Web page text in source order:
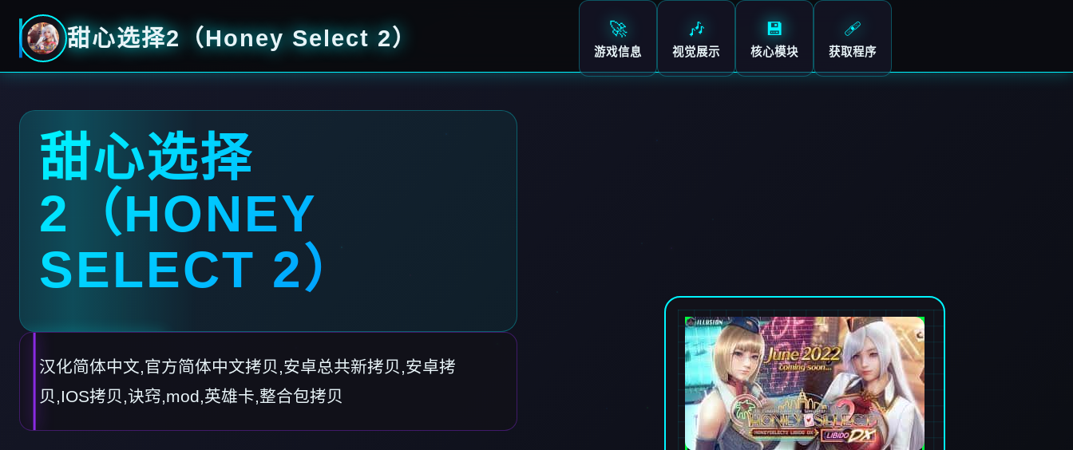
甜心选择2（Honey Select 2） 🚀
游戏信息
🎶
视觉展示
💾
核心模块
🩹
获取程序
甜心选择
2（HONEY
SELECT 2）
汉化简体中文,官方简体中文拷贝,安卓总共新拷贝,安卓拷
贝,IOS拷贝,诀窍,mod,英雄卡,整合包拷贝